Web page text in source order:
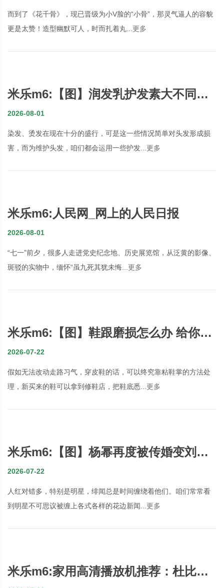
而到了《花千骨》，现已晋级为小V脸的“小骨”，那灵气逼人的容貌
更是太赞！造型幽默可人，时而扎着丸... 更多
米乐m6:【图】润发乳护发素大不同教
你润发乳的正确运用方法
2026-08-01
染发、烫发在现在十分的盛行，可是这一些情况简单对头发形成损
害，而为维护头发，咱们都会运用一些护发... 更多
米乐m6:人民网_网上的人民日报
2026-08-01
“七一”前夕，很多人走进党史纪念地、历史展览馆，从泛黄的影像、
斑驳的实物中，缅怀“虽九死其犹未悔... 更多
米乐m6:【图】鞋跟磨损怎么办 给你共
享几种办法
2026-07-22
假如无法改动走路习气，穿皮鞋的话，可以终究靠粘鞋掌的方法处
理，新买来的鞋可以拿到修鞋店，把鞋底悉... 更多
米乐m6:【图】杨幂再度被传婚变刘恺
威回应“咱们自己理解就好”
2026-07-22
人红对错多，特别是明星，绯闻总是时间缠绕着他们。咱们常常看
到明星不可思议被缠上各式各样的花边新闻... 更多
米乐m6:家用高清播放机推荐：杜比环